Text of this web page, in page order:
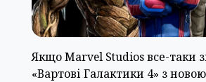
Якщо Marvel Studios все-таки
«Вартові Галактики 4» з